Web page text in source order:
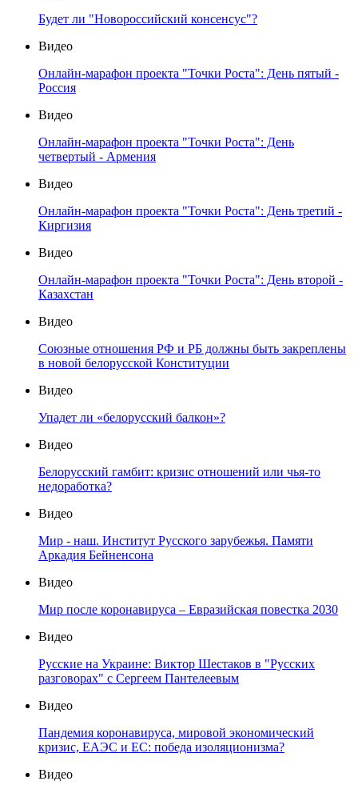
Будет ли "Новороссийский консенсус"?
Видео
Онлайн-марафон проекта "Точки Роста": День пятый -
Россия
Видео
Онлайн-марафон проекта "Точки Роста": День
четвертый - Армения
Видео
Онлайн-марафон проекта "Точки Роста": День третий -
Киргизия
Видео
Онлайн-марафон проекта "Точки Роста": День второй -
Казахстан
Видео
Союзные отношения РФ и РБ должны быть закреплены
в новой белорусской Конституции
Видео
Упадет ли «белорусский балкон»?
Видео
Белорусский гамбит: кризис отношений или чья-то
недоработка?
Видео
Мир - наш. Институт Русского зарубежья. Памяти
Аркадия Бейненсона
Видео
Мир после коронавируса – Евразийская повестка 2030
Видео
Русские на Украине: Виктор Шестаков в "Русских
разговорах" с Сергеем Пантелеевым
Видео
Пандемия коронавируса, мировой экономический
кризис, ЕАЭС и ЕС: победа изоляционизма?
Видео